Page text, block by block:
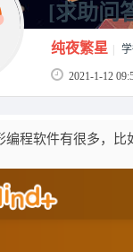
[求助问
纯夜繁星
2021-1-12
编程软件有很多，比